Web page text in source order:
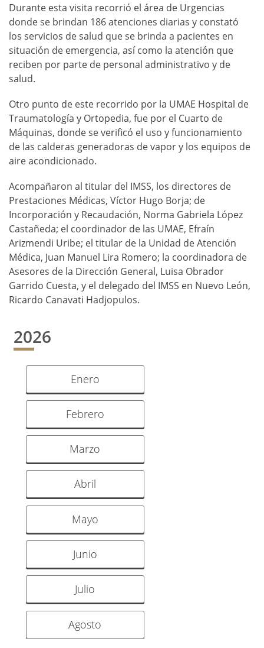
Durante esta visita recorrió el área de Urgencias
donde se brindan 186 atenciones diarias y constató
los servicios de salud que se brinda a pacientes en
situación de emergencia, así como la atención que
reciben por parte de personal administrativo y de
salud.
Otro punto de este recorrido por la UMAE Hospital de
Traumatología y Ortopedia, fue por el Cuarto de
Máquinas, donde se verificó el uso y funcionamiento
de las calderas generadoras de vapor y los equipos de
aire acondicionado.
Acompañaron al titular del IMSS, los directores de
Prestaciones Médicas, Víctor Hugo Borja; de
Incorporación y Recaudación, Norma Gabriela López
Castañeda; el coordinador de las UMAE, Efraín
Arizmendi Uribe; el titular de la Unidad de Atención
Médica, Juan Manuel Lira Romero; la coordinadora de
Asesores de la Dirección General, Luisa Obrador
Garrido Cuesta, y el delegado del IMSS en Nuevo León,
Ricardo Canavati Hadjopulos.
2026
Enero
Febrero
Marzo
Abril
Mayo
Junio
Julio
Agosto